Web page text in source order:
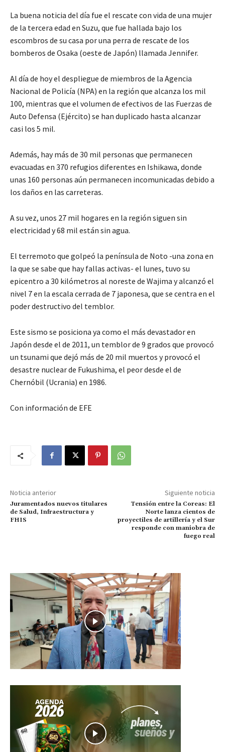
La buena noticia del día fue el rescate con vida de una mujer
de la tercera edad en Suzu, que fue hallada bajo los
escombros de su casa por una perra de rescate de los
bomberos de Osaka (oeste de Japón) llamada Jennifer.
Al día de hoy el despliegue de miembros de la Agencia
Nacional de Policía (NPA) en la región que alcanza los mil
100, mientras que el volumen de efectivos de las Fuerzas de
Auto Defensa (Ejército) se han duplicado hasta alcanzar
casi los 5 mil.
Además, hay más de 30 mil personas que permanecen
evacuadas en 370 refugios diferentes en Ishikawa, donde
unas 160 personas aún permanecen incomunicadas debido a
los daños en las carreteras.
A su vez, unos 27 mil hogares en la región siguen sin
electricidad y 68 mil están sin agua.
El terremoto que golpeó la península de Noto -una zona en
la que se sabe que hay fallas activas- el lunes, tuvo su
epicentro a 30 kilómetros al noreste de Wajima y alcanzó el
nivel 7 en la escala cerrada de 7 japonesa, que se centra en el
poder destructivo del temblor.
Este sismo se posiciona ya como el más devastador en
Japón desde el de 2011, un temblor de 9 grados que provocó
un tsunami que dejó más de 20 mil muertos y provocó el
desastre nuclear de Fukushima, el peor desde el de
Chernóbil (Ucrania) en 1986.
Con información de EFE
Noticia anterior
Juramentados nuevos titulares
de Salud, Infraestructura y
FHIS
Siguiente noticia
Tensión entre la Coreas: El
Norte lanza cientos de
proyectiles de artillería y el Sur
responde con maniobra de
fuego real